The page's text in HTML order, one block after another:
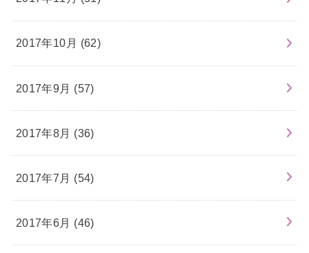
2017年10月 (62)
2017年9月 (57)
2017年8月 (36)
2017年7月 (54)
2017年6月 (46)